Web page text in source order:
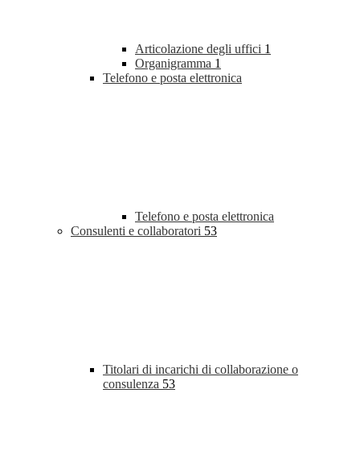
Articolazione degli uffici 1
Organigramma 1
Telefono e posta elettronica
Telefono e posta elettronica
Consulenti e collaboratori 53
Titolari di incarichi di collaborazione o
consulenza 53